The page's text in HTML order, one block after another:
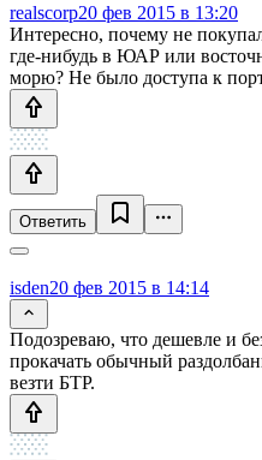
realscorp20 фев 2015 в 13:20
Интересно, почему не
где-нибудь в ЮАР или
морю? Не было доступа к
Ответить
isden20 фев 2015 в 14:14
Подозреваю, что дешевле и
прокачать обычный
везти БТР.